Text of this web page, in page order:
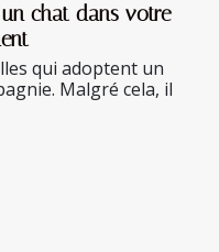
chat dans votre
qui adoptent un
Malgré cela, il